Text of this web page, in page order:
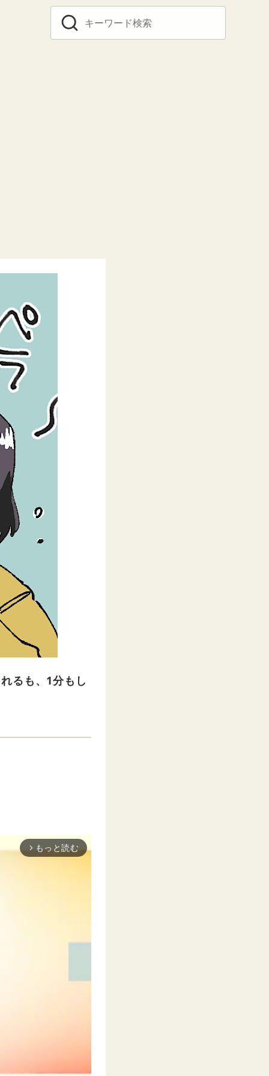
るも、1分もし
arrow_forward_ios もっと読む